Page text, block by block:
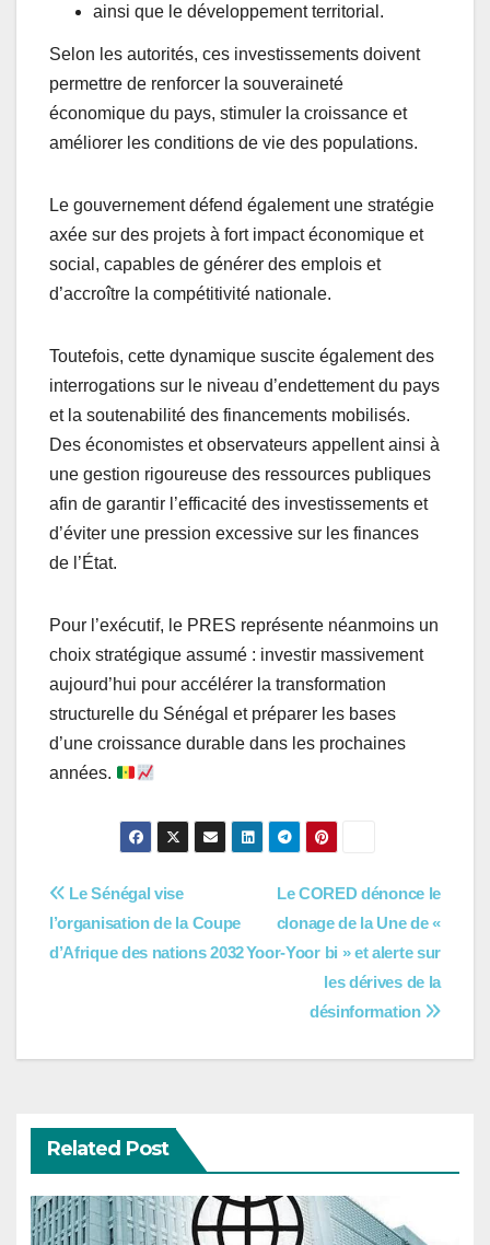
ainsi que le développement territorial.
Selon les autorités, ces investissements doivent
permettre de renforcer la souveraineté
économique du pays, stimuler la croissance et
améliorer les conditions de vie des populations.
Le gouvernement défend également une stratégie
axée sur des projets à fort impact économique et
social, capables de générer des emplois et
d’accroître la compétitivité nationale.
Toutefois, cette dynamique suscite également des
interrogations sur le niveau d’endettement du pays
et la soutenabilité des financements mobilisés.
Des économistes et observateurs appellent ainsi à
une gestion rigoureuse des ressources publiques
afin de garantir l’efficacité des investissements et
d’éviter une pression excessive sur les finances
de l’État.
Pour l’exécutif, le PRES représente néanmoins un
choix stratégique assumé : investir massivement
aujourd’hui pour accélérer la transformation
structurelle du Sénégal et préparer les bases
d’une croissance durable dans les prochaines
années.
Navigation
de
Le CORED dénonce le
clonage de la Une de «
Yoor-Yoor bi » et alerte sur
les dérives de la
désinformation
Le Sénégal vise
l’organisation de la Coupe
d’Afrique des nations 2032
Related Post